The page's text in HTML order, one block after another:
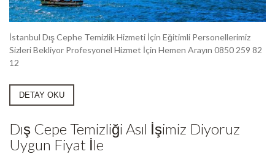
İstanbul Dış Cephe Temizlik Hizmeti İçin Eğitimli Personellerimiz
Sizleri Bekliyor Profesyonel Hizmet İçin Hemen Arayın 0850 259 82
12
DETAY OKU
Dış Cepe Temizliği Asıl İşimiz Diyoruz
Uygun Fiyat İle